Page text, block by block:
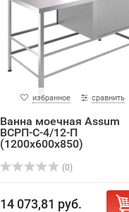
избранное сравнить
Ванна моечная Assum
ВСРП-С-4/12-П
(1200х600х850)
(0)
14 073,81 руб.